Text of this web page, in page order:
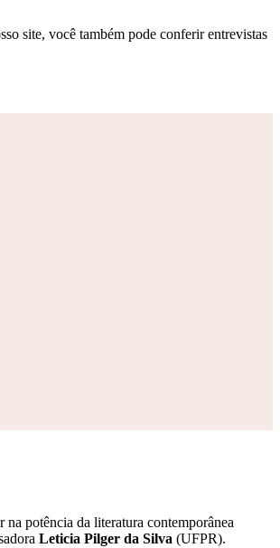
site, você também pode conferir entrevistas
potência da literatura contemporânea
Leticia Pilger da Silva (UFPR).